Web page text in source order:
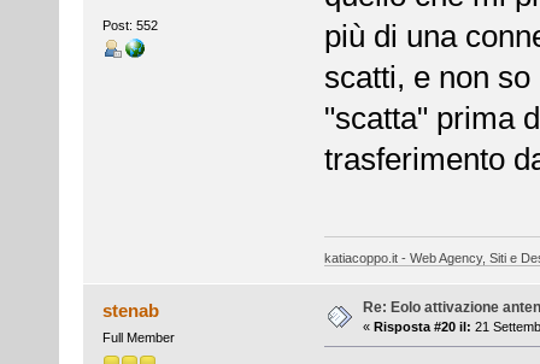
Post: 552
più di una
scatti, e non
"scatta" prima
trasferimento
katiacoppo.it - Web Agency, Siti e
stenab
Full Member
Re: Eolo attivazione
« Risposta #20 il: 21